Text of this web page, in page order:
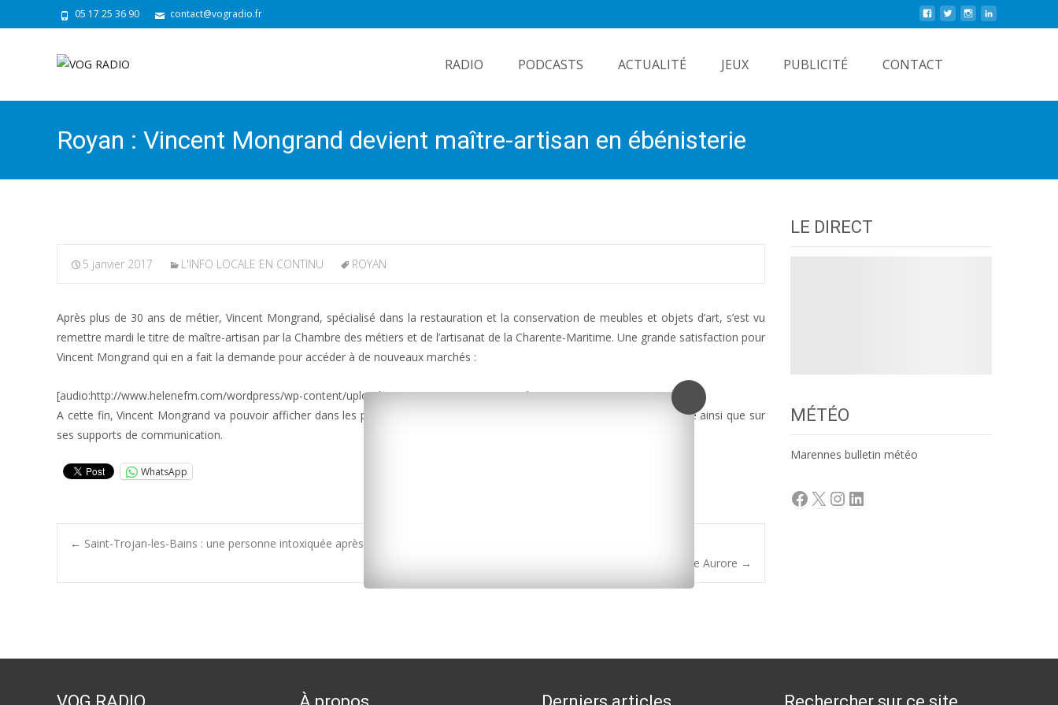
05 17 25 36 90 contact@vogradio.fr
RADIO PODCASTS ACTUALITÉ JEUX PUBLICITÉ CONTACT
Royan : Vincent Mongrand devient maître-artisan en ébénisterie
5 janvier 2017 L'INFO LOCALE EN CONTINU ROYAN
Après plus de 30 ans de métier, Vincent Mongrand, spécialisé dans la restauration et la conservation de meubles et objets d’art, s’est vu
remettre mardi le titre de maître-artisan par la Chambre des métiers et de l’artisanat de la Charente-Maritime. Une grande satisfaction pour
Vincent Mongrand qui en a fait la demande pour accéder à de nouveaux marchés :
[audio:http://www.helenefm.com/wordpress/wp-content/uploads/2017/01/vincent-mongrand.mp3]
A cette fin, Vincent Mongrand va pouvoir afficher dans les prochains jours le logo rouge de maître-artisan sur son enseigne ainsi que sur
ses supports de communication.
WhatsApp
Post
← Saint-Trojan-les-Bains : une personne intoxiquée après un incendie
Rochefort : hommage aux déportés du 9 au 14 janvier à la salle Aurore →
LE DIRECT
MÉTÉO
Marennes bulletin météo
Facebook
X Instagram
LinkedIn